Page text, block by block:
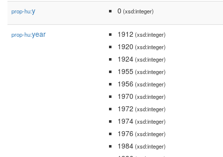
prop-hu:y 0 (xsd:integer)
prop-hu:year 1912 (xsd:integer)
1920 (xsd:integer)
1924(xsd:integer)
1955(xsd:integer)
1956 (xsd:integer)
1970 (xsd:integer)
1972 (xsd:integer)
1974(xsd:integer)
1976 (xsd:integer)
1984(xsd:integer)